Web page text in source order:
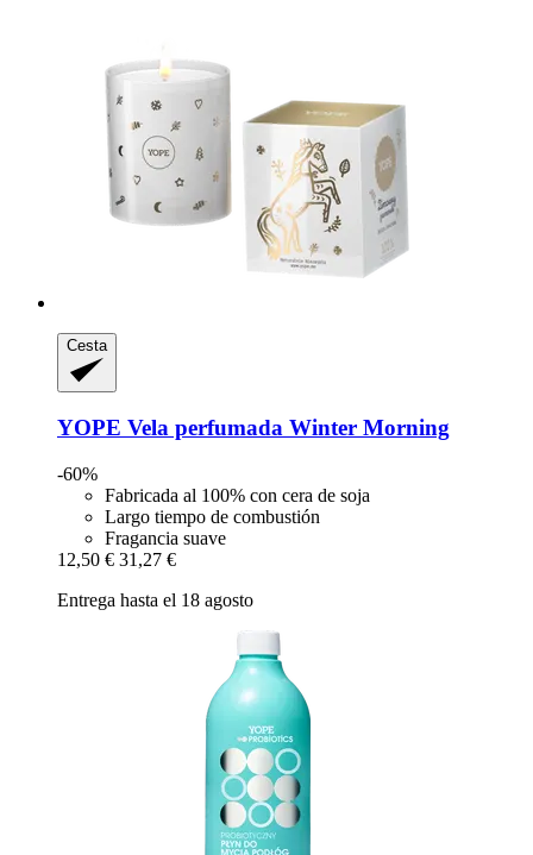
Cesta
YOPE Vela perfumada Winter Morning
-60%
Fabricada al 100% con cera de soja
Largo tiempo de combustión
Fragancia suave
12,50 € 31,27 €
Entrega hasta el 18 agosto